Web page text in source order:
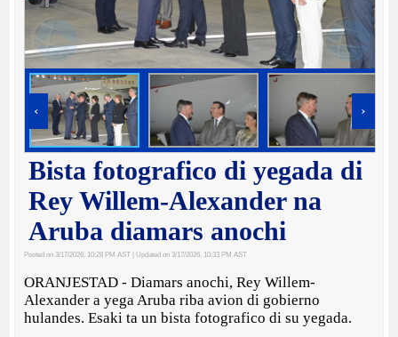
‹ ›
Bista fotografico di yegada di
Rey Willem-Alexander na
Aruba diamars anochi
Posted on 3/17/2026, 10:28 PM AST | Updated on 3/17/2026, 10:33 PM AST
ORANJESTAD - Diamars anochi, Rey Willem-
Alexander a yega Aruba riba avion di gobierno
hulandes. Esaki ta un bista fotografico di su yegada.